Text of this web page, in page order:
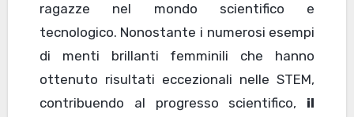
ragazze nel mondo scientifico e
tecnologico. Nonostante i numerosi esempi
di menti brillanti femminili che hanno
ottenuto risultati eccezionali nelle STEM,
contribuendo al progresso scientifico, il